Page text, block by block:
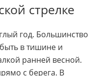
стрелке
год. Большинство
в тишине и
ранней весной.